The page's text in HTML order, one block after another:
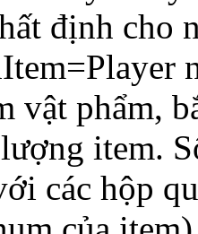
định cho
vật phẩm,
item.
các hộp